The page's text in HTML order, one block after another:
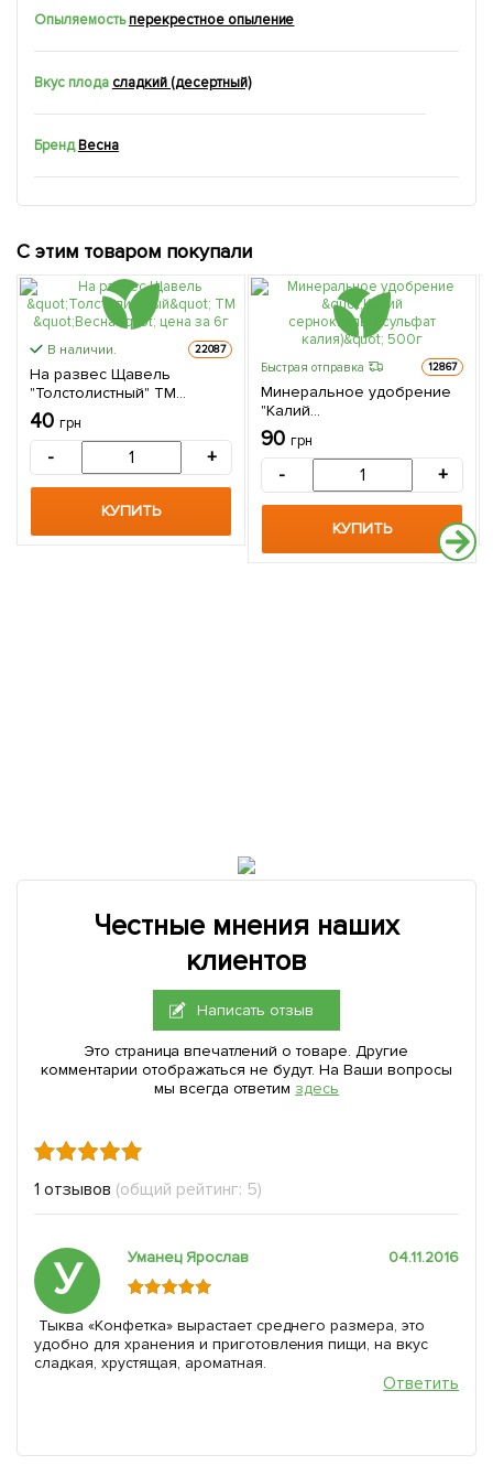
Опыляемостьперекрестное опыление
Вкус плода сладкий (десертный)
Бренд Весна
С этим товаром покупали
В наличии. 22087
На развес Щавель
"Толстолистный" ТМ
"Весна" цена за 6г
40 грн
- +
КУПИТЬ
Быстрая отправка 12867
Минеральное удобрение
"Калий
сернокислый(сульфат
калия)" 500г
90 грн
- +
КУПИТЬ
Честные мнения наших
клиентов
Написать отзыв
Это страница впечатлений о товаре. Другие
комментарии отображаться не будут. На Ваши вопросы
мы всегда ответим здесь
1 отзывов (общий рейтинг: 5)
У Уманец Ярослав 04.11.2016
Тыква «Конфетка» вырастает среднего размера, это
удобно для хранения и приготовления пищи, на вкус
сладкая, хрустящая, ароматная.
Ответить